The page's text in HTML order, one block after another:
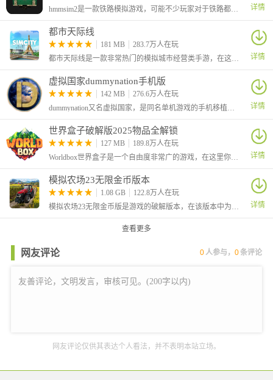
hmmsim2是一款铁路模拟游戏，可能不少玩家对于铁路都非常的感兴趣，想知道列车的驾驶体验，这款游戏真实还原和模拟列车的行驶，玩家可以按照任务去到达一些站点。
详情
都市天际线
181 MB
283.7万人在玩
都市天际线是一款非常热门的模拟城市经营类手游，在这里玩家将从零开始经营一座城市，开局你需要先规划好城市中的路线，并建造各种标示性的建筑，吸引更多的居民前来入驻。
详情
虚拟国家dummynation手机版
142 MB
276.6万人在玩
dummynation又名虚拟国家，是同名单机游戏的手机移植版本，在移动端玩家也能够体验高自由的仿真世界国家建设策略类型手机游戏。从国家的角度来进行政治、经济、文化等各方面的宏观方针制定。
详情
世界盒子破解版2025物品全解锁
127 MB
189.8万人在玩
Worldbox世界盒子是一个自由度非常广的游戏，在这里你将创建一个世界，你就是这个世界的神，可以创造任何元素和生物
详情
模拟农场23无限金币版本
1.08 GB
122.8万人在玩
模拟农场23无限金币版是游戏的破解版本，在该版本中为玩家提供了无限金币，并且部分车辆的价格变0，让玩家买车更加的方便。这是一款手机农场模拟游戏，在游戏中你将成为一名农场主，自由管理自己的农场。
详情
查看更多
网友评论 0 人参与，0条评论
网友评论仅供其表达个人看法，并不表明本站立场。